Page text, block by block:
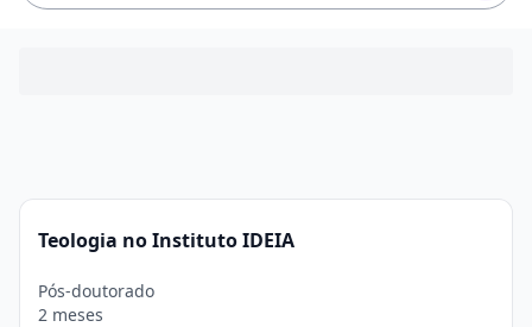
Teologia no Instituto IDEIA
Pós-doutorado
2 meses